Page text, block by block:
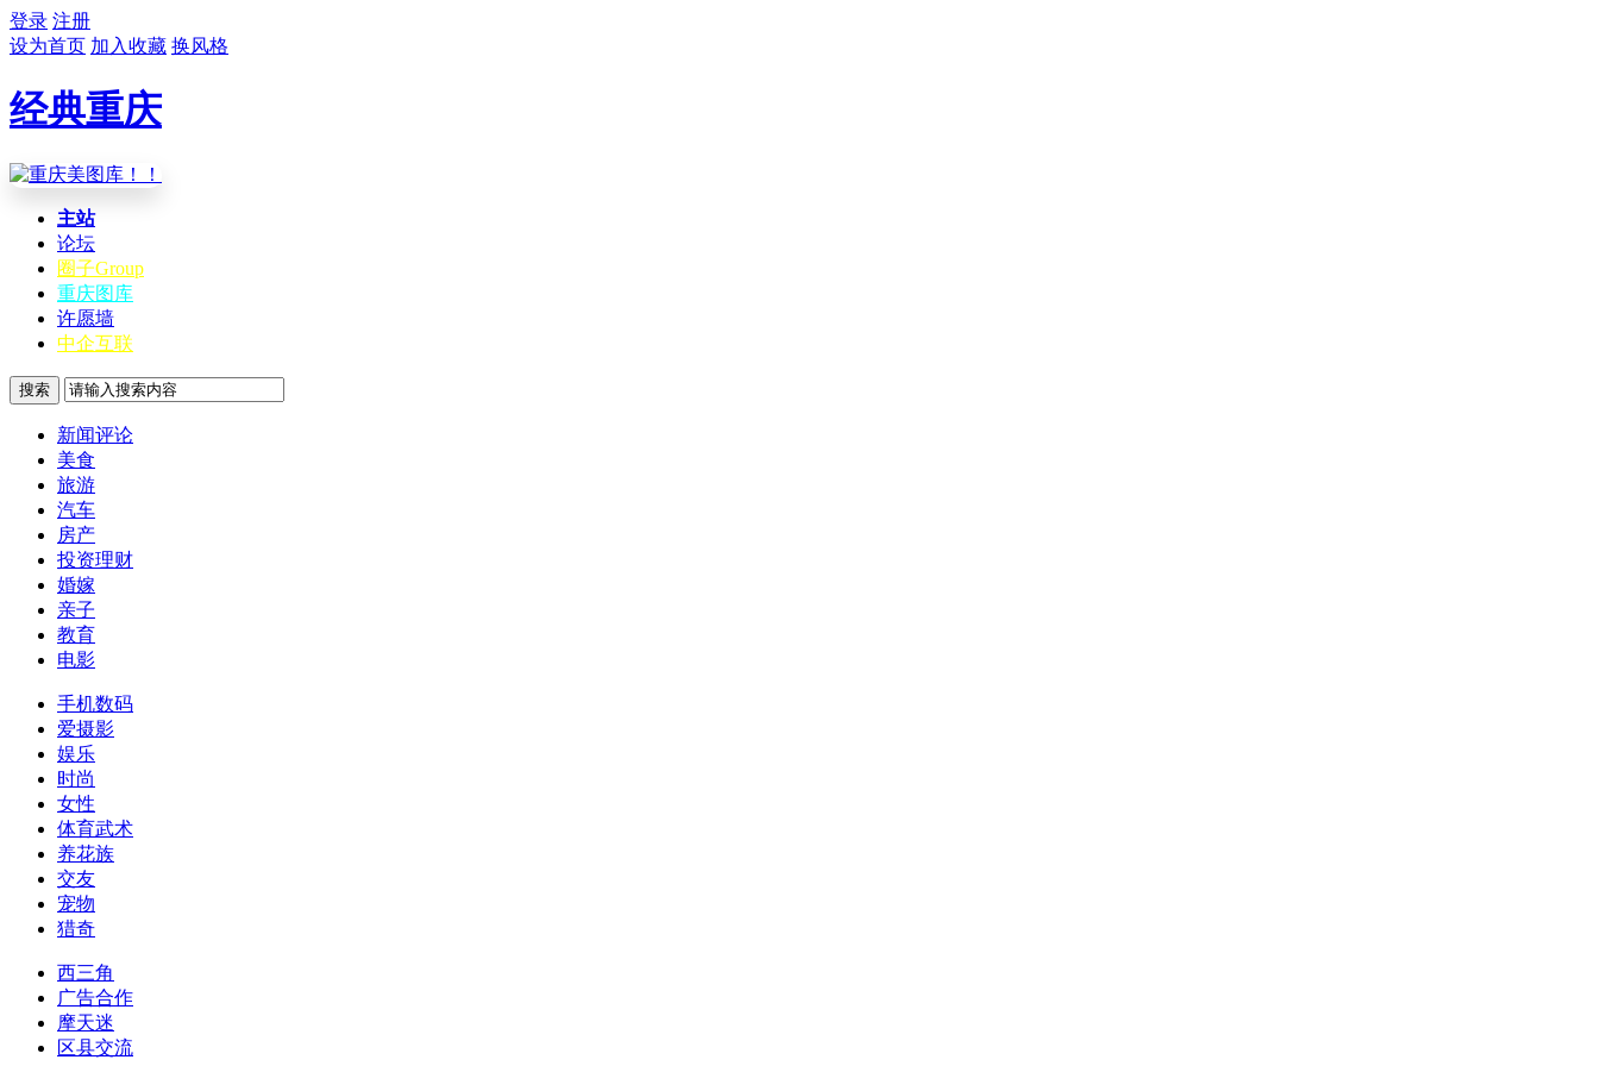
登录 注册
设为首页 加入收藏 换风格
经典重庆
主站
论坛
圈子Group
重庆图库
许愿墙
中企互联
搜索
新闻评论
美食
旅游
汽车
房产
投资理财
婚嫁
亲子
教育
电影
手机数码
爱摄影
娱乐
时尚
女性
体育武术
养花族
交友
宠物
猎奇
西三角
广告合作
摩天迷
区县交流